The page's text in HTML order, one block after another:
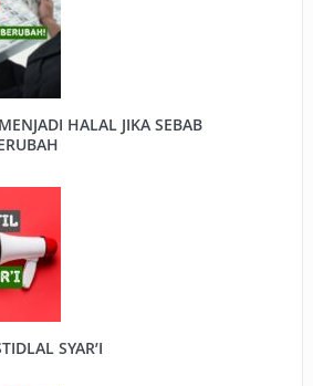
HALAL JIKA SEBAB
SYAR’I